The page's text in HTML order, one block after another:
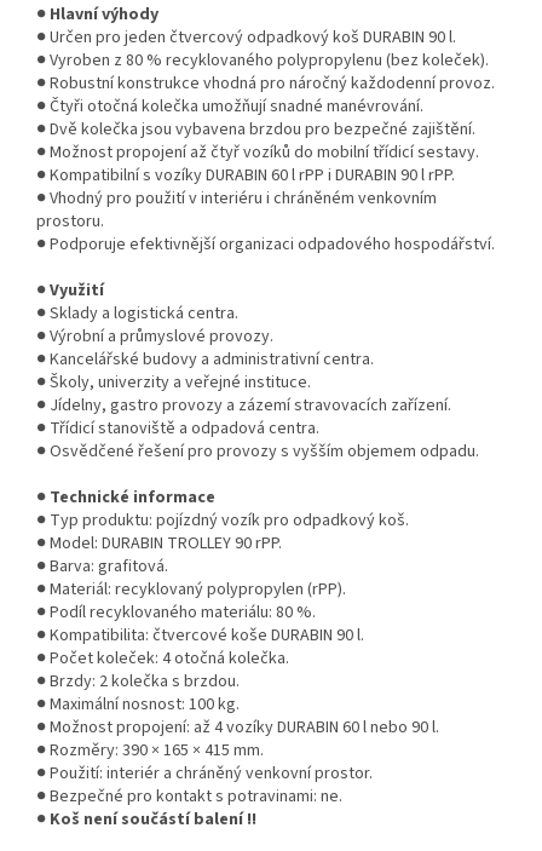
● Hlavní výhody
● Určen pro jeden čtvercový odpadkový koš DURABIN 90 l.
● Vyroben z 80 % recyklovaného polypropylenu (bez koleček).
● Robustní konstrukce vhodná pro náročný každodenní provoz.
● Čtyři otočná kolečka umožňují snadné manévrování.
● Dvě kolečka jsou vybavena brzdou pro bezpečné zajištění.
● Možnost propojení až čtyř vozíků do mobilní třídicí sestavy.
● Kompatibilní s vozíky DURABIN 60 l rPP i DURABIN 90 l rPP.
● Vhodný pro použití v interiéru i chráněném venkovním
prostoru.
● Podporuje efektivnější organizaci odpadového hospodářství.
●Využití
● Sklady a logistická centra.
● Výrobní a průmyslové provozy.
● Kancelářské budovy a administrativní centra.
● Školy, univerzity a veřejné instituce.
● Jídelny, gastro provozy a zázemí stravovacích zařízení.
● Třídicí stanoviště a odpadová centra.
● Osvědčené řešení pro provozy s vyšším objemem odpadu.
● Technické informace
● Typ produktu: pojízdný vozík pro odpadkový koš.
● Model: DURABIN TROLLEY 90 rPP.
● Barva: grafitová.
● Materiál: recyklovaný polypropylen (rPP).
● Podíl recyklovaného materiálu: 80 %.
● Kompatibilita: čtvercové koše DURABIN 90 l.
● Počet koleček: 4 otočná kolečka.
● Brzdy: 2 kolečka s brzdou.
● Maximální nosnost: 100 kg.
● Možnost propojení: až 4 vozíky DURABIN 60 l nebo 90 l.
● Rozměry: 390 × 165 × 415 mm.
● Použití: interiér a chráněný venkovní prostor.
● Bezpečné pro kontakt s potravinami: ne.
● Koš není součástí balení !!